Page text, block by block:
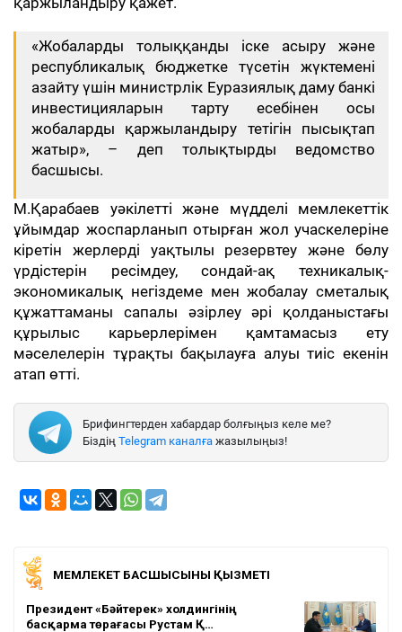
«Жобаларды толыққанды іске асыру және
республикалық бюджетке түсетін жүктемені
азайту үшін министрлік Еуразиялық даму банкі
инвестицияларын тарту есебінен осы
жобаларды қаржыландыру тетігін пысықтап
жатыр», – деп толықтырды ведомство
басшысы.
М.Қарабаев уәкілетті және мүдделі мемлекеттік
ұйымдар жоспарланып отырған жол учаскелеріне
кіретін жерлерді уақтылы резервтеу және бөлу
үрдістерін ресімдеу, сондай-ақ техникалық-
экономикалық негіздеме мен жобалау сметалық
құжаттаманы сапалы әзірлеу әрі қолданыстағы
құрылыс карьерлерімен қамтамасыз ету
мәселелерін тұрақты бақылауға алуы тиіс екенін
атап өтті.
Брифингтерден хабардар болғыңыз келе ме?
Біздің Telegram каналға жазылыңыз!
МЕМЛЕКЕТ БАСШЫСЫНЫҢ ҚЫЗМЕТІ
Президент «Бәйтерек» холдингінің
басқарма төрағасы Рустам Қ…